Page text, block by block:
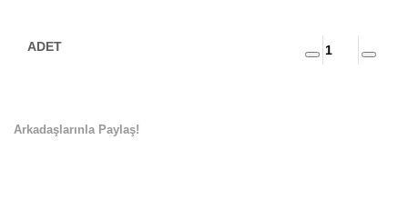
Arkadaşlarınla Paylaş!